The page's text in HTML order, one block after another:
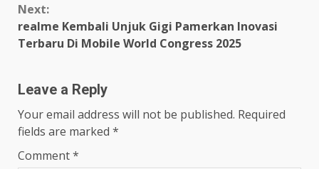
Next:
realme Kembali Unjuk Gigi Pamerkan Inovasi
Terbaru Di Mobile World Congress 2025
Leave a Reply
Your email address will not be published. Required
fields are marked *
Comment*